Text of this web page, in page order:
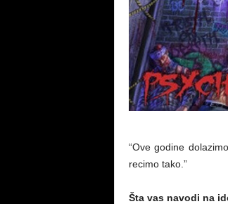
“Ove godine
recimo tako.”
Šta vas navodi na